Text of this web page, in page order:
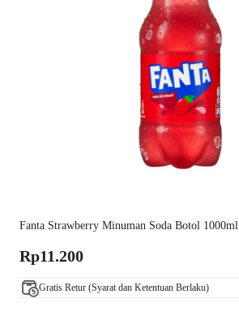
Fanta Strawberry Minuman Soda Botol 1000ml
Rp11.200
Gratis Retur (Syarat dan Ketentuan Berlaku)